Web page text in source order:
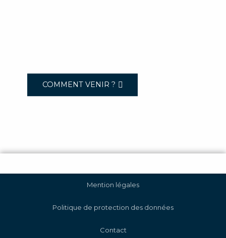
COMMENT VENIR ?
Mention légales
Politique de protection des données
Contact